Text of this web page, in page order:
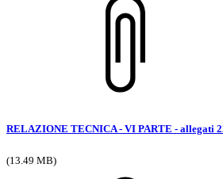
RELAZIONE TECNICA - VI PARTE - allegati
(13.49 MB)